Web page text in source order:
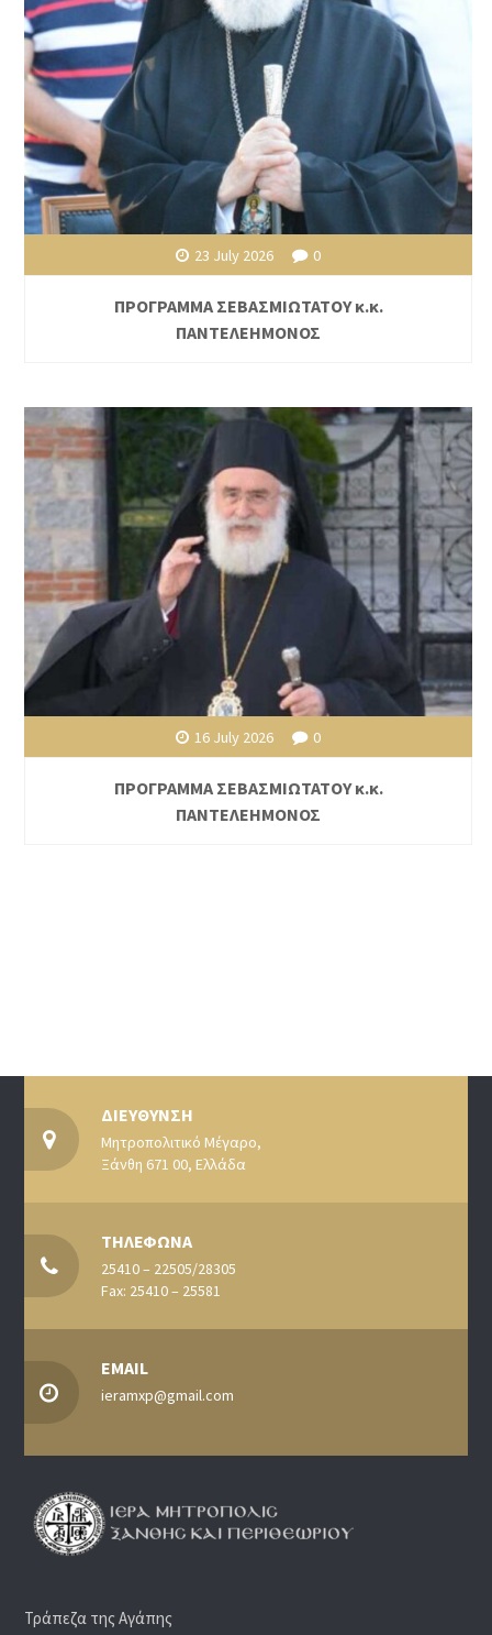
23 July 2026 0
ΠΡΟΓΡΑΜΜΑ ΣΕΒΑΣΜΙΩΤΑΤΟΥ κ.κ.
ΠΑΝΤΕΛΕΗΜΟΝΟΣ
16 July 2026 0
ΠΡΟΓΡΑΜΜΑ ΣΕΒΑΣΜΙΩΤΑΤΟΥ κ.κ.
ΠΑΝΤΕΛΕΗΜΟΝΟΣ
ΔΙΕΥΘΥΝΣΗ
Μητροπολιτικό Μέγαρο,
Ξάνθη 671 00, Ελλάδα
ΤΗΛΕΦΩΝΑ
25410 – 22505/28305
Fax: 25410 – 25581
EMAIL
ieramxp@gmail.com
Τράπεζα της Αγάπης